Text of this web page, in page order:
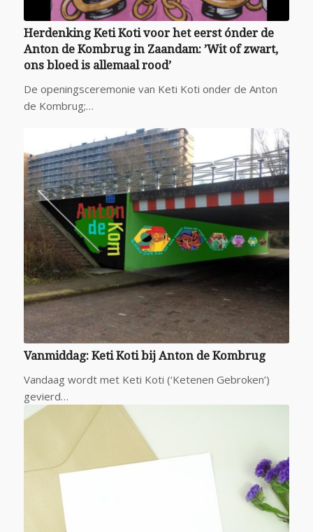
Herdenking Keti Koti voor het eerst ónder de
Anton de Kombrug in Zaandam: ’Wit of zwart,
ons bloed is allemaal rood’
De openingsceremonie van Keti Koti onder de Anton
de Kombrug;…
Vanmiddag: Keti Koti bij Anton de Kombrug
Vandaag wordt met Keti Koti (‘Ketenen Gebroken’)
gevierd…